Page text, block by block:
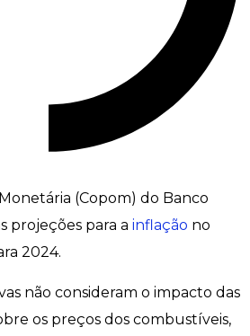
(Copom) do Banco
projeções para a inflação no
2024.
não consideram o impacto das
os preços dos combustíveis,